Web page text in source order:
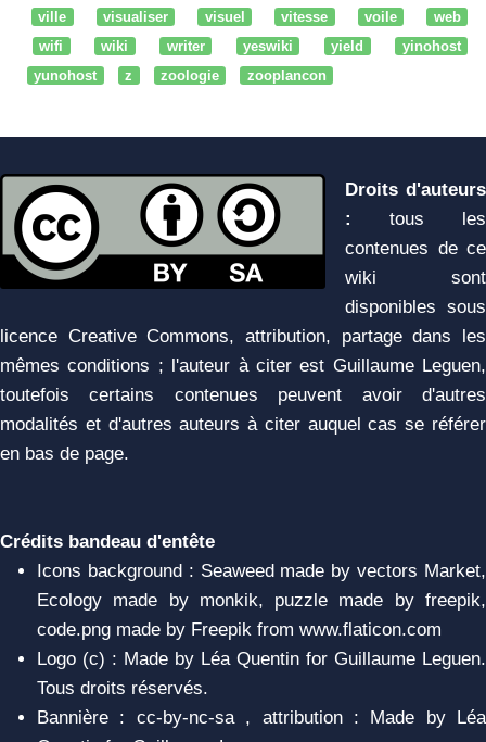
ville
visualiser visuel vitesse voile
web
wifi
wiki writer yeswiki yield
yinohost
yunohost
z zoologie zooplancon
Droits d'auteurs
:
tous les
contenues de ce
wiki sont
disponibles sous
licence Creative Commons, attribution, partage dans les
mêmes conditions ; l'auteur à citer est Guillaume Leguen,
toutefois certains contenues peuvent avoir d'autres
modalités et d'autres auteurs à citer auquel cas se référer
en bas de page.
Crédits bandeau d'entête
Icons background : Seaweed made by vectors Market,
Ecology made by monkik, puzzle made by freepik,
code.png made by Freepik from www.flaticon.com
Logo (c) : Made by Léa Quentin for Guillaume Leguen.
Tous droits réservés.
Bannière : cc-by-nc-sa , attribution : Made by Léa